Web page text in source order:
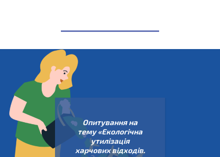
Опитування на
тему «Екологічна
утилізація
харчових відходів.